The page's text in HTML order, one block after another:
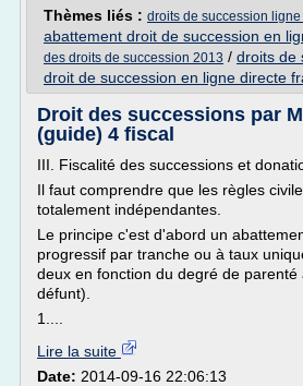
Thèmes liés : droits de succession
abattement droit de succession en
des droits de succession 2013 / droits de
droit de succession en ligne directe
Droit des successions par
(guide) 4 fiscal
III. Fiscalité des successions et
Il faut comprendre que les règles
totalement indépendantes.
Le principe c'est d'abord un
progressif par tranche ou à taux
deux en fonction du degré de
défunt).
1....
Lire la suite
Date: 2014-09-16 22:06:13